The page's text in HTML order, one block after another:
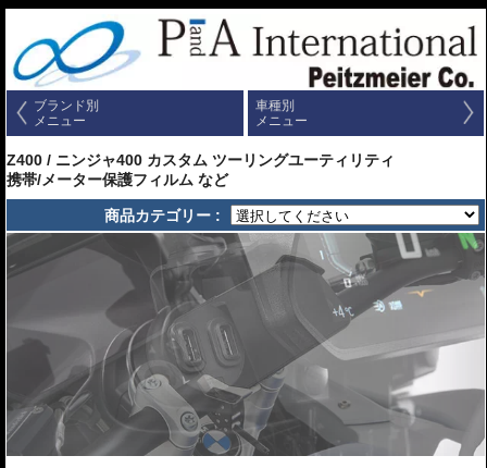
ブランド別
メニュー
車種別
メニュー
Z400 / ニンジャ400 カスタム ツーリングユーティリティ
携帯/メーター保護フィルム など
商品カテゴリー :